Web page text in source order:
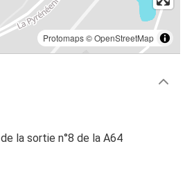
Protomaps©OpenStreetMap
la sortie n°8 de la A64